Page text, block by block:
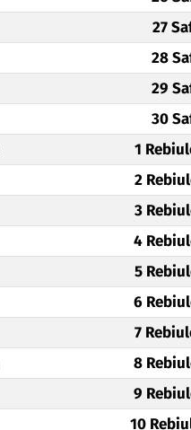
27
28
29
30
1
2
3
4
5
6
7
8
9
10